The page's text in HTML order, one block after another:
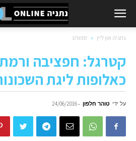
נתניה און ליין ספורט
קטרגל: חפציבה ורמת
כאלופות ליגת
על ידי טוהר חלפון -
24/06/2016